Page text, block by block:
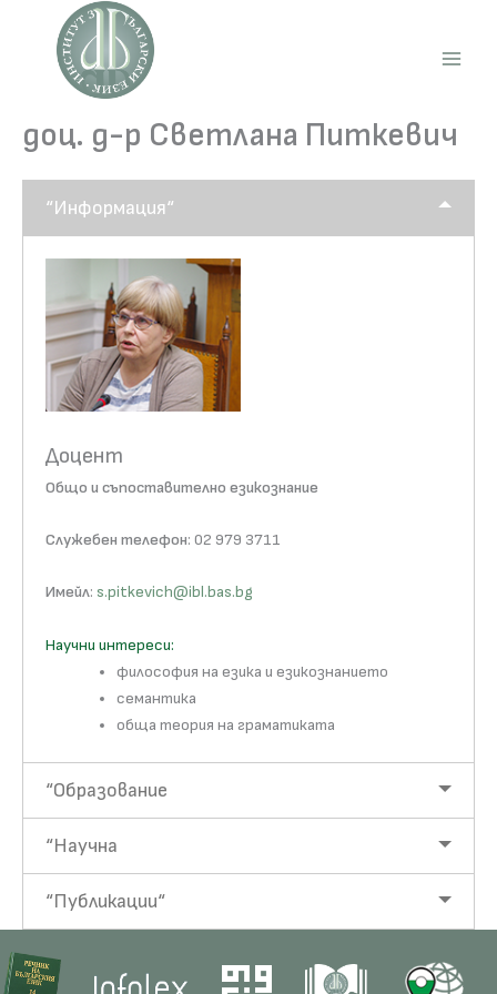
content
доц. д-р Светлана Питкевич
“Информация“
Доцент
Общо и съпоставително езикознание
Служебен телефон: 02 979 3711
Имейл: s.pitkevich@ibl.bas.bg
Научни интереси:
философия на езика и езикознанието
семантика
обща теория на граматиката
“Образование
“Научна
“Публикации“